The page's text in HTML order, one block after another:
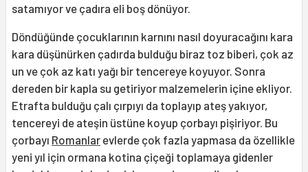
satamıyor ve çadıra eli boş dönüyor.
Döndüğünde çocuklarının karnını nasıl doyuracağını kara
kara düşünürken çadırda bulduğu biraz toz biberi, çok az
un ve çok az katı yağı bir tencereye koyuyor. Sonra
dereden bir kapla su getiriyor malzemelerin içine ekliyor.
Etrafta bulduğu çalı çırpıyı da toplayıp ateş yakıyor,
tencereyi de ateşin üstüne koyup çorbayı pişiriyor. Bu
çorbayı Romanlar evlerde çok fazla yapmasa da özellikle
yeni yıl için ormana kotina çiçeği toplamaya gidenler